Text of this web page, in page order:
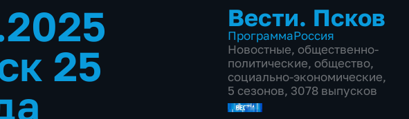
25
Вести. Псков
ПрограммаРоссия
Новостные, общественно-
политические, общество,
социально-экономические,
5 сезонов, 3078 выпусков